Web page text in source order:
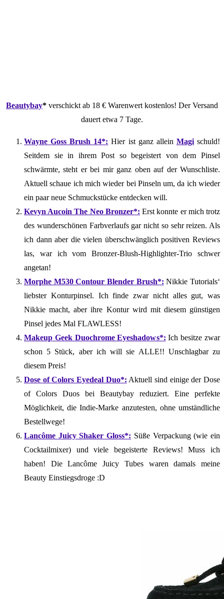
Beautybay* verschickt ab 18 € Warenwert kostenlos! Der Versand
dauert etwa 7 Tage.
Wayne Goss Brush 14*: Hier ist ganz allein Magischuld!
Seitdem sie in ihrem Post so begeistert von dem Pinsel
schwärmte, steht er bei mir ganz oben auf der Wunschliste.
Aktuell schaue ich mich wieder bei Pinseln um, da ich wieder
ein paar neue Schmuckstücke entdecken will.
Kevyn Aucoin The Neo Bronzer*: Erst konnte er mich trotz
des wunderschönen Farbverlaufs gar nicht so sehr reizen. Als
ich dann aber die vielen überschwänglich positiven Reviews
las, war ich vom Bronzer-Blush-Highlighter-Trio schwer
angetan!
Morphe M530 Contour Blender Brush*: Nikkie Tutorials‘
liebster Konturpinsel. Ich finde zwar nicht alles gut, was
Nikkie macht, aber ihre Kontur wird mit diesem günstigen
Pinsel jedes Mal FLAWLESS!
Makeup Geek Duochrome Eyeshadows*: Ich besitze zwar
schon 5 Stück, aber ich will sie ALLE!! Unschlagbar zu
diesem Preis!
Dose of Colors Eyedeal Duo*: Aktuell sind einige der Dose
of Colors Duos bei Beautybay reduziert. Eine perfekte
Möglichkeit, die Indie-Marke anzutesten, ohne umständliche
Bestellwege!
Lancôme Juicy Shaker Gloss*: Süße Verpackung (wie ein
Cocktailmixer) und viele begeisterte Reviews! Muss ich
haben! Die Lancôme Juicy Tubes waren damals meine
Beauty Einstiegsdroge :D